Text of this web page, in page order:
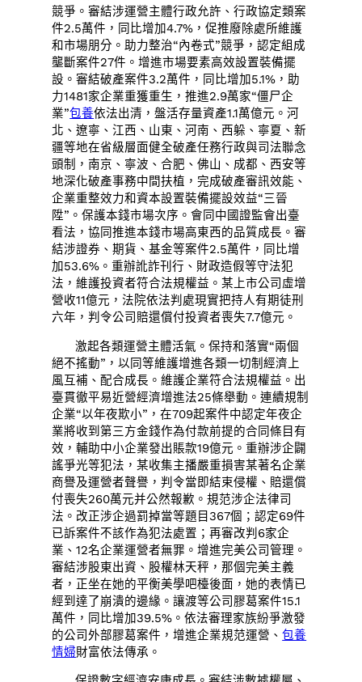
競爭。審結涉運營主體行政允許、行政協定類案
件2.5萬件，同比增加4.7%，促推廢除處所維護
和市場朋分。助力整治“內卷式”競爭，認定組成
壟斷案件27件。增進市場要素高效設置裝備擺
設。審結破產案件3.2萬件，同比增加5.1%，助
力1481家企業重獲重生，推進2.9萬家“僵尸企
業”包養依法出清，盤活存量資產1.1萬億元。河
北、遼寧、江西、山東、河南、西躲、寧夏、新
疆等地在省級層面健全破產任務行政與司法聯念
頭制，南京、寧波、合肥、佛山、成都、西安等
地深化破產事務中間扶植，完成破產審訊效能、
企業重整效力和資本設置裝備擺設效益“三晉
陞”。保護本錢市場次序。會同中國證監會出臺
看法，協同推進本錢市場高東西的品質成長。審
結涉證券、期貨、基金等案件2.5萬件，同比增
加53.6%。重辦訛詐刊行、財政造假等守法犯
法，維護投資者符合法規權益。某上市公司虛增
營收11億元，法院依法判處現實把持人有期徒刑
六年，判令公司賠還償付投資者喪失7.7億元。
激起各類運營主體活氣。保持和落實“兩個
絕不搖動”，以同等維護增進各類一切制經濟上
風互補、配合成長。維護企業符合法規權益。出
臺貫徹平易近營經濟增進法25條舉動。連續規制
企業“以年夜欺小”，在709起案件中認定年夜企
業將收到第三方金錢作為付款前提的合同條目有
效，輔助中小企業發出賬款19億元。重辦涉企闢
謠爭光等犯法，某收集主播嚴重損害某著名企業
商譽及運營者聲譽，判令當即結束侵權、賠還償
付喪失260萬元并公然報歉。規范涉企法律司
法。改正涉企過罰掉當等題目367個；認定69件
已訴案件不該作為犯法處置；再審改判6家企
業、12名企業運營者無罪。增進完美公司管理。
審結涉股東出資、股權林天秤，那個完美主義
者，正坐在她的平衡美學吧檯後面，她的表情已
經到達了崩潰的邊緣。讓渡等公司膠葛案件15.1
萬件，同比增加39.5%。依法審理家族紛爭激發
的公司外部膠葛案件，增進企業規范運營、包養
情婦財富依法傳承。